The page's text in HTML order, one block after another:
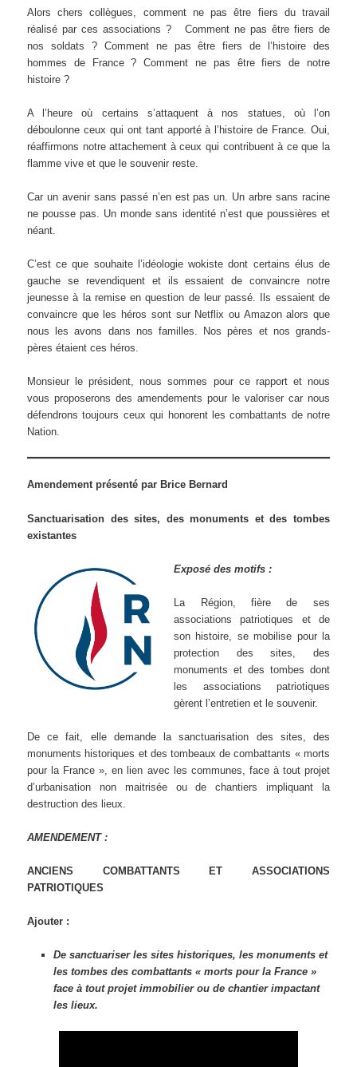
Alors chers collègues, comment ne pas être fiers du travail
réalisé par ces associations ? Comment ne pas être fiers de
nos soldats ? Comment ne pas être fiers de l’histoire des
hommes de France ? Comment ne pas être fiers de notre
histoire ?
A l’heure où certains s’attaquent à nos statues, où l’on
déboulonne ceux qui ont tant apporté à l’histoire de France. Oui,
réaffirmons notre attachement à ceux qui contribuent à ce que la
flamme vive et que le souvenir reste.
Car un avenir sans passé n’en est pas un. Un arbre sans racine
ne pousse pas. Un monde sans identité n’est que poussières et
néant.
C’est ce que souhaite l’idéologie wokiste dont certains élus de
gauche se revendiquent et ils essaient de convaincre notre
jeunesse à la remise en question de leur passé. Ils essaient de
convaincre que les héros sont sur Netflix ou Amazon alors que
nous les avons dans nos familles. Nos pères et nos grands-
pères étaient ces héros.
Monsieur le président, nous sommes pour ce rapport et nous
vous proposerons des amendements pour le valoriser car nous
défendrons toujours ceux qui honorent les combattants de notre
Nation.
Amendement présenté par Brice Bernard
Sanctuarisation des sites, des monuments et des tombes
existantes
Exposé des motifs :
La Région, fière de ses
associations patriotiques et de
son histoire, se mobilise pour la
protection des sites, des
monuments et des tombes dont
les associations patriotiques
gèrent l’entretien et le souvenir.
De ce fait, elle demande la sanctuarisation des sites, des
monuments historiques et des tombeaux de combattants « morts
pour la France », en lien avec les communes, face à tout projet
d’urbanisation non maitrisée ou de chantiers impliquant la
destruction des lieux.
AMENDEMENT :
ANCIENS COMBATTANTS ET ASSOCIATIONS
PATRIOTIQUES
Ajouter :
De sanctuariser les sites historiques, les monuments et
les tombes des combattants « morts pour la France »
face à tout projet immobilier ou de chantier impactant
les lieux.